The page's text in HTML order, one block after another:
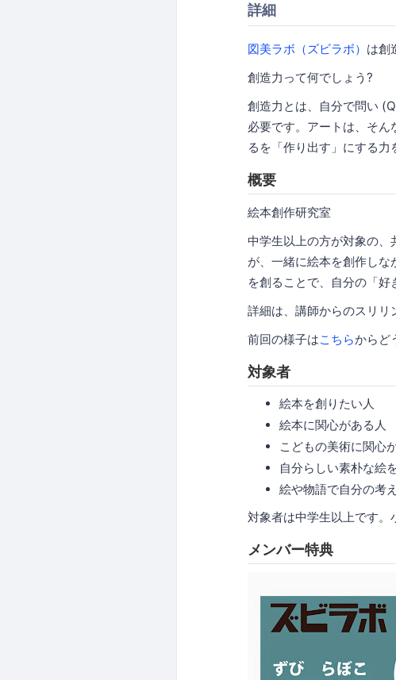
詳細
図美ラボ（ズビラボ） は創
創造力って何でしょう?
創造力とは、自分で問い
必要です。アートは、そ
るを「作り出す」にする力
概要
絵本創作研究室
中学生以上の方が対象の、
が、一緒に絵本を創作し
を創ることで、自分の「好
詳細は、講師からのスリリ
前回の様子はこちらからど
対象者
絵本を創りたい人
絵本に関心がある人
こどもの美術に関心
自分らしい素朴な絵
絵や物語で自分の考
対象者は中学生以上です。
メンバー特典